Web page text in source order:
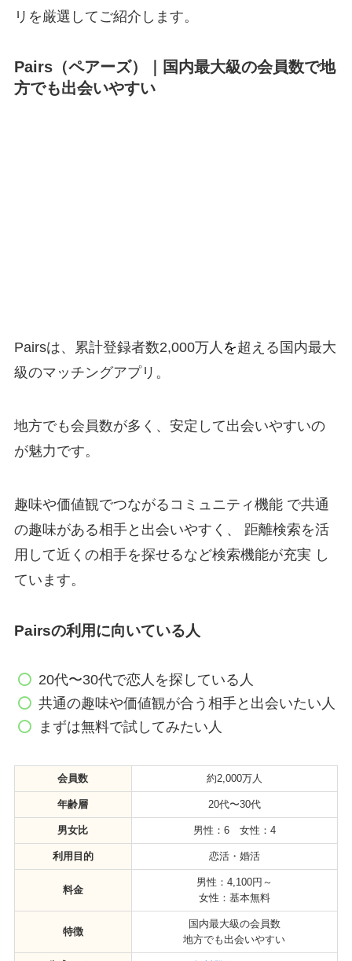
リを厳選してご紹介します。
Pairs（ペアーズ）｜国内最大級の会員数で地
方でも出会いやすい
Pairsは、累計登録者数2,000万人 を超える国内最大
級のマッチングアプリ。
地方でも会員数が多く、安定して出会いやすいの
が魅力です。
趣味や価値観でつながるコミュニティ機能 で共通
の趣味がある相手と出会いやすく、 距離検索を活
用して近くの相手を探せるなど検索機能が充実 し
ています。
Pairsの利用に向いている人
20代〜30代で恋人を探している人
共通の趣味や価値観が合う相手と出会いたい人
まずは無料で試してみたい人
会員数 約2,000万人
年齢層 20代〜30代
男女比 男性：6 女性：4
利用目的 恋活・婚活
料金
男性：4,100円～
女性：基本無料
特徴
国内最大級の会員数
地方でも出会いやすい